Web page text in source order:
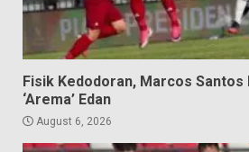
Fisik Kedodoran, Marcos Santos
‘Arema’ Edan
August 6, 2026